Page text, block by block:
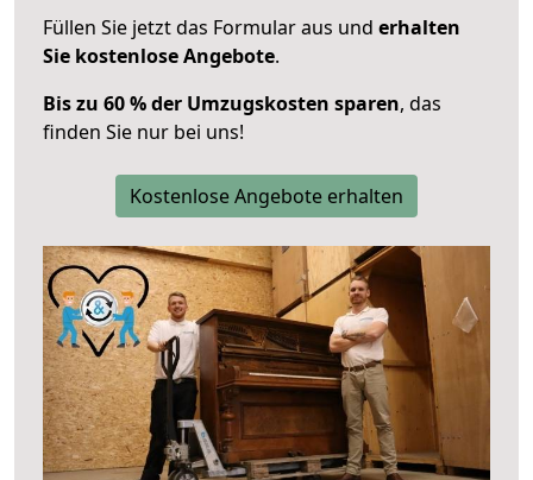
Füllen Sie jetzt das Formular aus und erhalten
Sie kostenlose Angebote.
Bis zu 60 % der Umzugskosten sparen, das
finden Sie nur bei uns!
Kostenlose Angebote erhalten